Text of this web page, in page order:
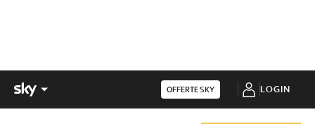
OFFERTE SKY LOGIN